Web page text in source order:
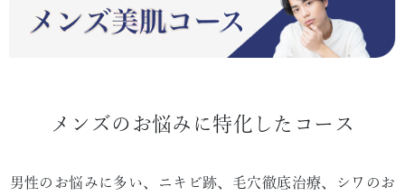
メンズのお悩みに特化したコース
男性のお悩みに多い、ニキビ跡、毛穴徹底治療、シワのお